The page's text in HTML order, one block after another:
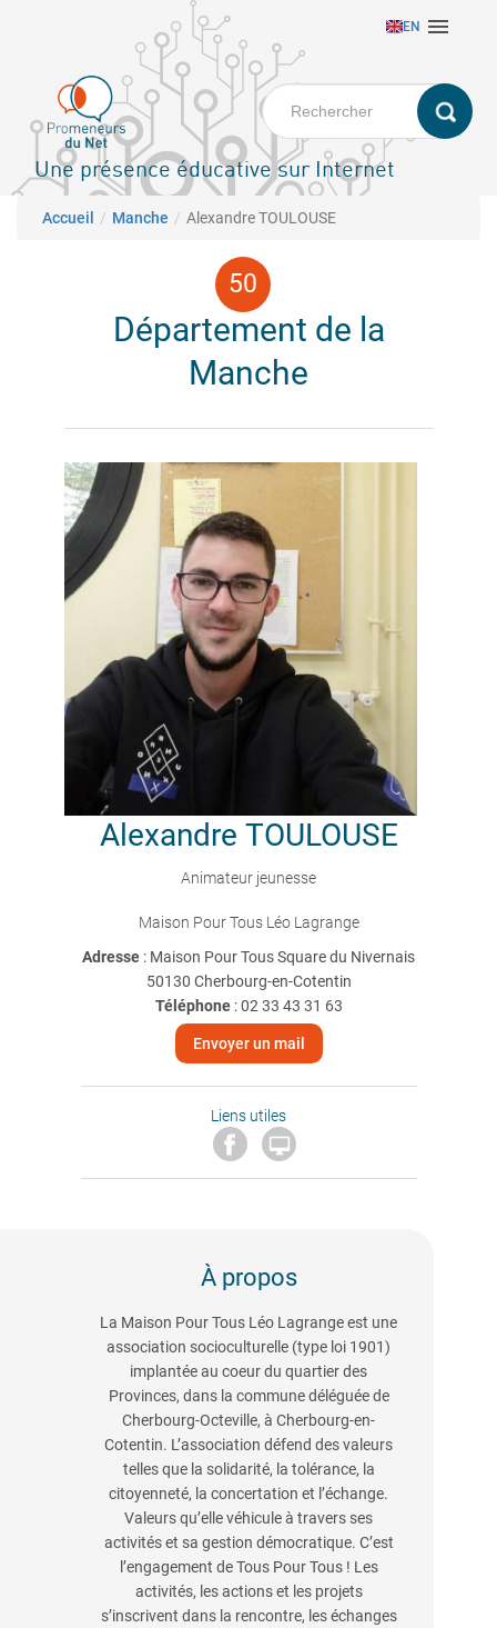
principal
EN 
Une présence éducative sur Internet
Fil d'Ariane
Accueil Manche Alexandre TOULOUSE
Département de la
Manche
Alexandre TOULOUSE
Animateur jeunesse
Maison Pour Tous Léo Lagrange
Adresse : Maison Pour Tous Square du Nivernais
50130 Cherbourg-en-Cotentin
Téléphone:02 33 43 31 63
Envoyer un mail
Liens utiles

À propos
La Maison Pour Tous Léo Lagrange est une
association socioculturelle (type loi 1901)
implantée au coeur du quartier des
Provinces, dans la commune déléguée de
Cherbourg-Octeville, à Cherbourg-en-
Cotentin. L’association défend des valeurs
telles que la solidarité, la tolérance, la
citoyenneté, la concertation et l’échange.
Valeurs qu’elle véhicule à travers ses
activités et sa gestion démocratique. C’est
l’engagement de Tous Pour Tous ! Les
activités, les actions et les projets
s’inscrivent dans la rencontre, les échanges